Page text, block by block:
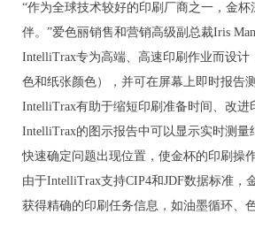
“作为全球技术较好的印刷厂商之一，金
伴。”爱色丽销售和营销高级副总裁Iris
IntelliTrax专为高端、高速印刷作业而设
色和纸张颜色），并可在屏幕上即时报告
IntelliTrax有助于缩短印刷准备时间、改
IntelliTrax的图示报告中可以显示实时测
快速确定问题出现位置，使金杯的印刷操
由于IntelliTrax支持CIP4和JDF数据标准
获得精确的印刷任务信息，如油墨循环、